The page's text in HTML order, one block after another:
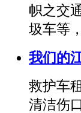
帜之交
圾车等
我们的
救护车
清洁伤